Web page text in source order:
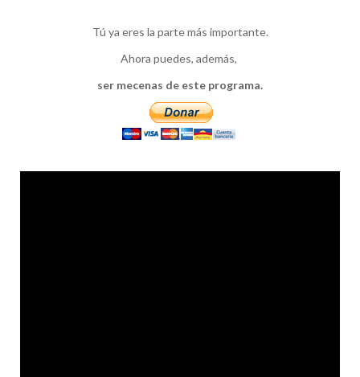
Tú ya eres la parte más importante.
Ahora puedes, además,
ser mecenas de este programa.